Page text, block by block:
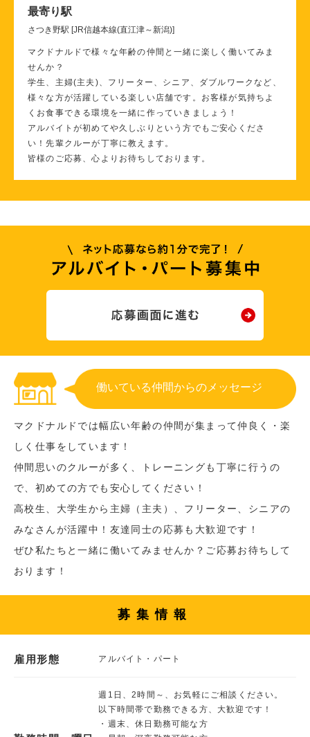
最寄り駅
さつき野駅 [JR信越本線(直江津～新潟)]
マクドナルドで様々な年齢の仲間と一緒に楽しく働いてみま
せんか？
学生、主婦(主夫)、フリーター、シニア、ダブルワークなど、
様々な方が活躍している楽しい店舗です。お客様が気持ちよ
くお食事できる環境を一緒に作っていきましょう！
アルバイトが初めてや久しぶりという方でもご安心くださ
い！先輩クルーが丁寧に教えます。
皆様のご応募、心よりお待ちしております。
働いている仲間からのメッセージ
マクドナルドでは幅広い年齢の仲間が集まって仲良く・楽
しく仕事をしています！
仲間思いのクルーが多く、トレーニングも丁寧に行うの
で、初めての方でも安心してください！
高校生、大学生から主婦（主夫）、フリーター、シニアの
みなさんが活躍中！友達同士の応募も大歓迎です！
ぜひ私たちと一緒に働いてみませんか？ご応募お待ちして
おります！
募集情報
雇用形態 アルバイト・パート
週1日、2時間～、お気軽にご相談ください。
以下時間帯で勤務できる方、大歓迎です！
・週末、休日勤務可能な方